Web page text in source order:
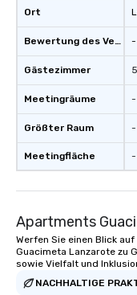
Ort
Bewertung des Veranstaltungsortes
Gästezimmer
Meetingräume
Größter Raum
Meetingfläche
-
-
-
-
Apartments
Werfen Sie einen Blick
Guacimeta Lanzarote zu
sowie Vielfalt und
NACHHALTIGE